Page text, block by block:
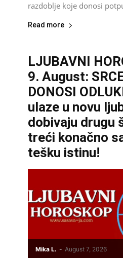
razdoblje koje donosi
Read more
LJUBAVNI
9. August:
DONOSI
ulaze u novu
dobivaju drugu
treći konačno
tešku istinu!
Mika L. - August 7, 2026